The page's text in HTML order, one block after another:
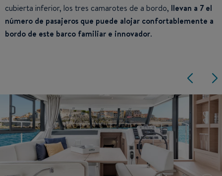
cubierta inferior, los tres camarotes de a bordo, llevan a 7 el
número de pasajeros que puede alojar confortablemente a
bordo de este barco familiar e innovador.